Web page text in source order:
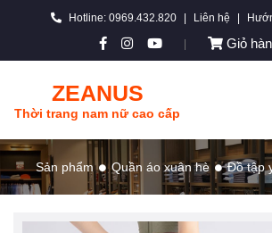
Hotline: 0969.432.820 Liên hệ
Giỏ
ZEANUS
Thời trang nam nữ cao cấp
Sản phẩm Quần áo xuân hè Đồ tập